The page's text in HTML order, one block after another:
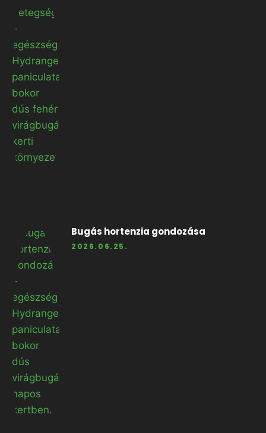
Bugás hortenzia gondozása
2026.06.25.